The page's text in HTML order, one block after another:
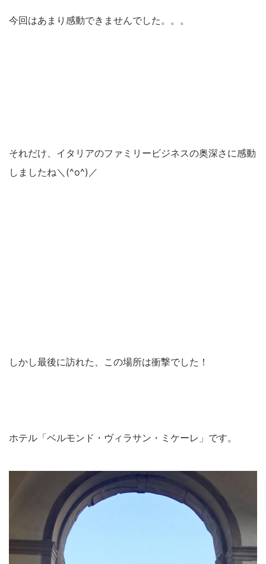
今回はあまり感動できませんでした。。。
それだけ、イタリアのファミリービジネスの奥深さに感動
しましたね＼(^o^)／
しかし最後に訪れた、この場所は衝撃でした！
ホテル「ベルモンド・ヴィラサン・ミケーレ」です。